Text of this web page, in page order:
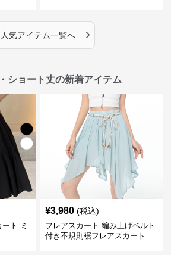
人気アイテム一覧へ ›
ショート丈の新着アイテム
ト ミ
¥3,980 (税込)
フレアスカート 編み上げベルト
付き不規則裾フレアスカート